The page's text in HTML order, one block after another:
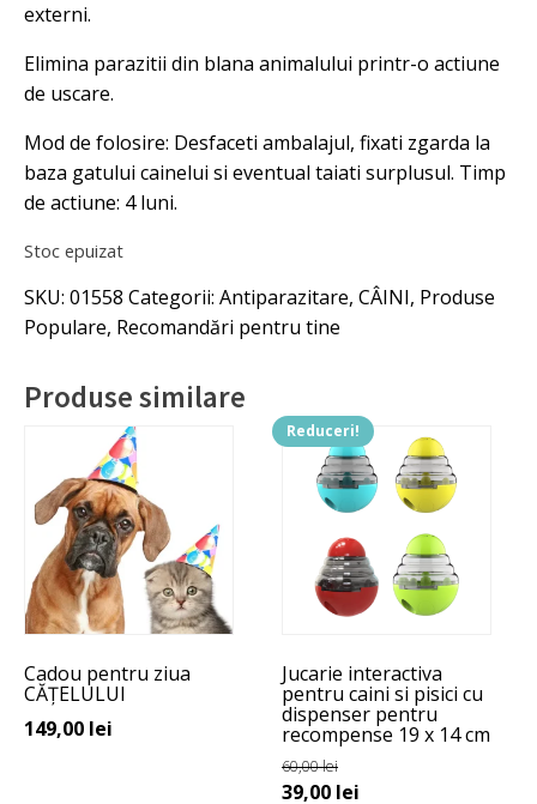
externi.
Elimina parazitii din blana animalului printr-o actiune
de uscare.
Mod de folosire: Desfaceti ambalajul, fixati zgarda la
baza gatului cainelui si eventual taiati surplusul. Timp
de actiune: 4 luni.
Stoc epuizat
SKU: 01558 Categorii: Antiparazitare, CÂINI, Produse
Populare, Recomandări pentru tine
Produse similare
Cadou pentru ziua
CĂȚELULUI
149,00 lei
Reduceri!
Jucarie interactiva
pentru caini si pisici cu
dispenser pentru
recompense 19 x 14 cm
60,00lei
Prețul
39,00 lei
Acest
produs
multe
variații.
Opțiunile
fi
alese
în
pagina
produsului.